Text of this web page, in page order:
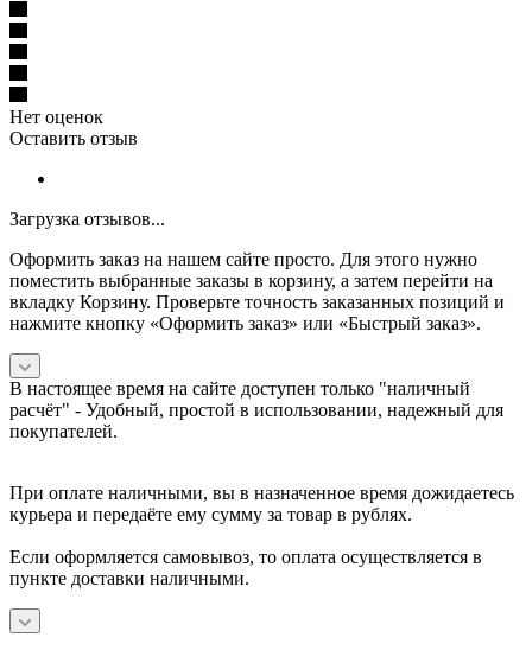
Нет оценок
Оставить отзыв
Загрузка отзывов...
Оформить заказ на нашем сайте просто. Для этого нужно
поместить выбранные заказы в корзину, а затем перейти на
вкладку Корзину. Проверьте точность заказанных позиций и
нажмите кнопку «Оформить заказ» или «Быстрый заказ».
В настоящее время на сайте доступен только "наличный
расчёт" - Удобный, простой в использовании, надежный для
покупателей.
При оплате наличными, вы в назначенное время дожидаетесь
курьера и передаёте ему сумму за товар в рублях.
Если оформляется самовывоз, то оплата осуществляется в
пункте доставки наличными.